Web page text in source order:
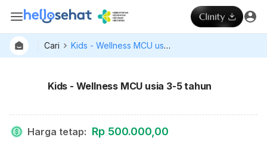
Cari Kids - Wellness MCU usia 3-5 tahun
Kids - Wellness MCU usia 3-5 tahun
Harga tetap: Rp 500.000,00